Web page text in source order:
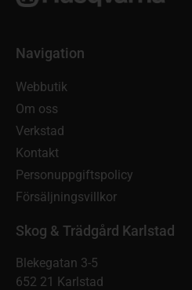
Navigation
Webbutik
Om oss
Verkstad
Kontakt
Personuppgiftspolicy
Försäljningsvillkor
Skog & Trädgård Karlstad
Blekegatan 3-5
652 21 Karlstad